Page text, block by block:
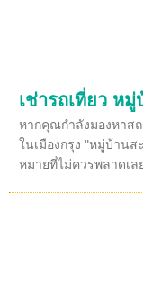
เช่ารถเที่ยว ห
หากคุณกำลังมองหาส
ในเมืองกรุง "หมู่บ้าน
หมายที่ไม่ควรพลาดเ